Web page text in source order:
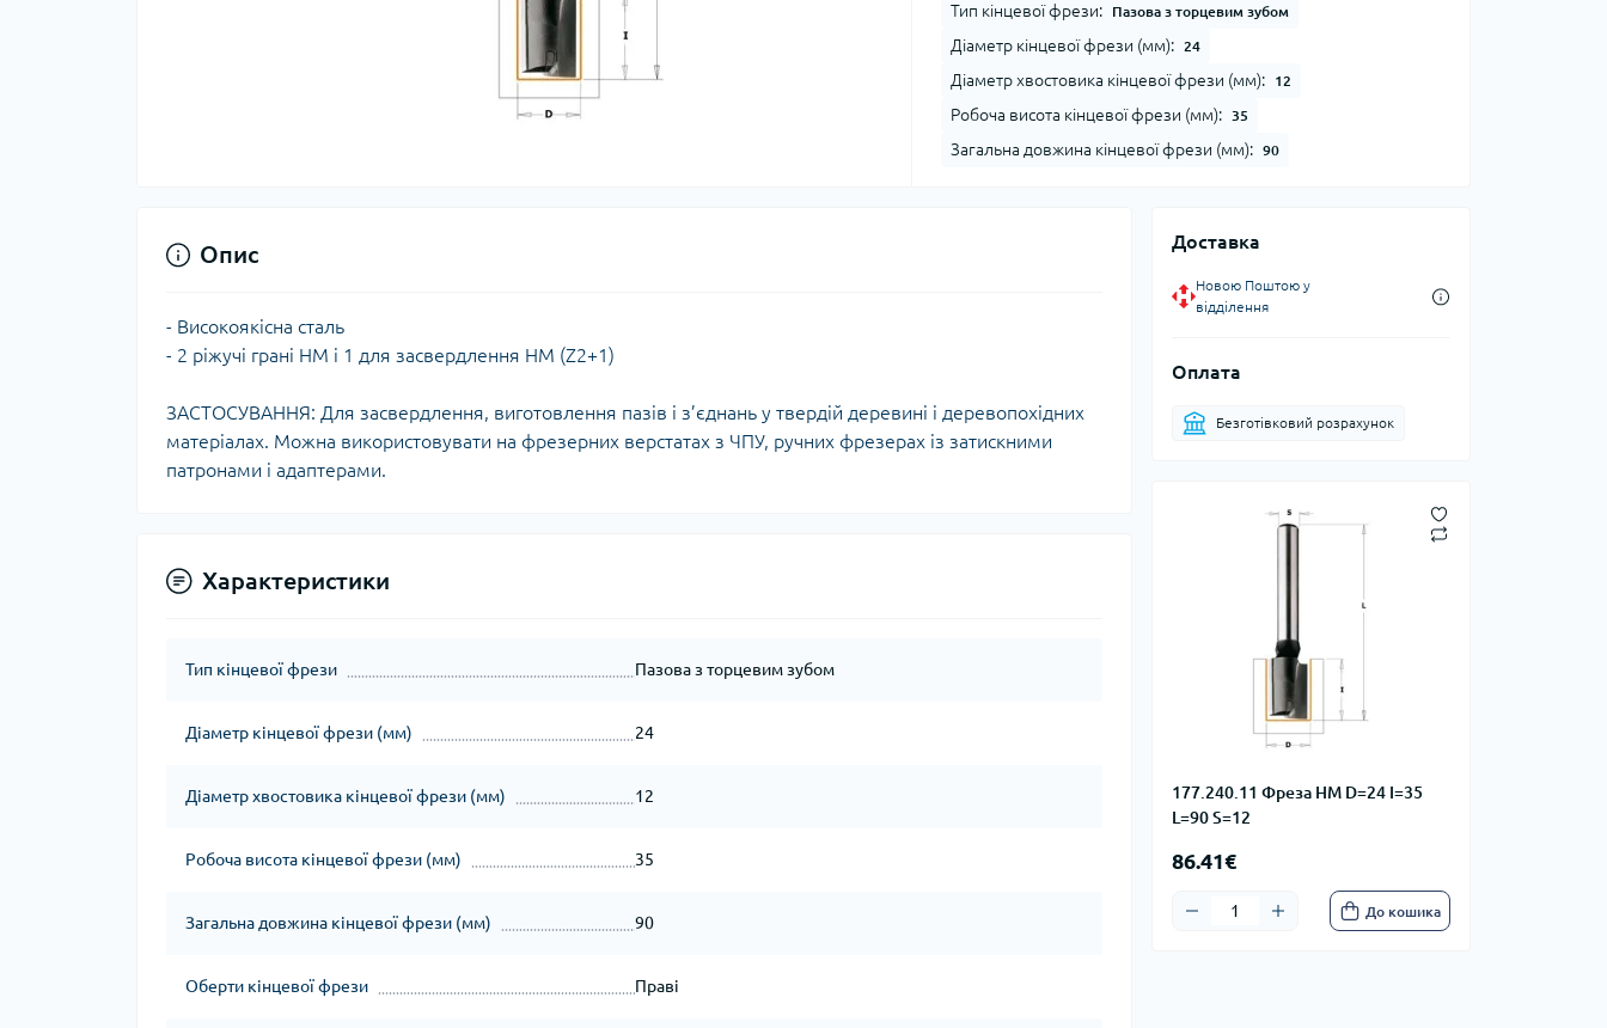
Тип кінцевої фрези: Пазова з торцевим зубом
Діаметр кінцевої фрези (мм): 24
Діаметр хвостовика кінцевої фрези (мм): 12
Робоча висота кінцевої фрези (мм): 35
Загальна довжина кінцевої фрези (мм): 90
Доставка
Новою Поштою у
відділення
Оплата
Безготівковий розрахунок
177.240.11 Фреза HM D=24 I=35
L=90 S=12
86.41€
До кошика
Опис
- Високоякісна сталь
- 2 ріжучі грані HM i 1 для засвердлення HM (Z2+1)
ЗАСТОСУВАННЯ: Для засвердлення, виготовлення пазів і з’єднань у твердій деревині і деревопохідних
матеріалах. Можна використовувати на фрезерних верстатах з ЧПУ, ручних фрезерах із затискними
патронами і адаптерами.
Характеристики
Тип кінцевої фрези Пазова з торцевим зубом
Діаметр кінцевої фрези (мм) 24
Діаметр хвостовика кінцевої фрези (мм) 12
Робоча висота кінцевої фрези (мм) 35
Загальна довжина кінцевої фрези (мм) 90
Оберти кінцевої фрези Праві